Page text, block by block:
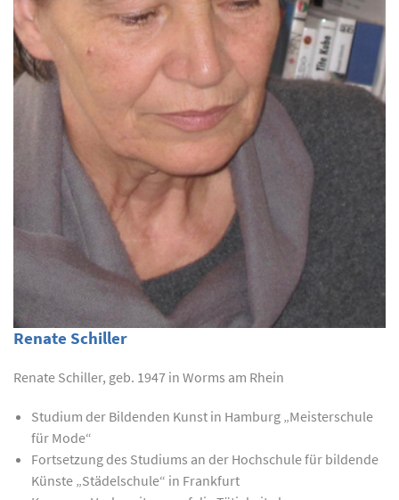
Renate Schiller
Renate Schiller, geb. 1947 in Worms am Rhein
Studium der Bildenden Kunst in Hamburg „Meisterschule
für Mode“
Fortsetzung des Studiums an der Hochschule für bildende
Künste „Städelschule“ in Frankfurt